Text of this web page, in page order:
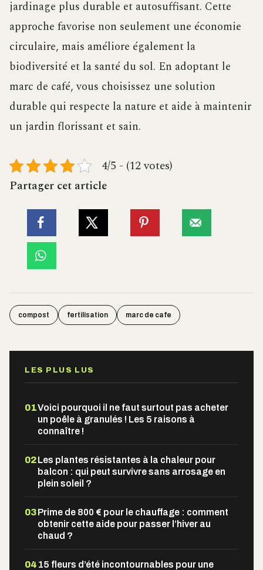
jardinage plus durable et autosuffisant. Cette
approche favorise non seulement une économie
circulaire, mais améliore également la
biodiversité et la santé du sol. En adoptant le
marc de café, vous choisissez une solution
durable qui respecte la nature et aide à maintenir
un jardin florissant et sain.
4/5 - (12 votes)
Partager cet article
compost fertilisation marc de cafe
LES PLUS LUS
01Voici pourquoi il ne faut surtout pas acheter
un poêle à granulés ! Les 5 raisons à
connaître !
02Les plantes résistantes à la chaleur pour
balcon : qui peut survivre sans arrosage en
plein soleil ?
03Prime de 800 € pour le chauffage : comment
obtenir cette aide pour passer l’hiver au
chaud ?
04 15 fleurs d’été incontournables pour une